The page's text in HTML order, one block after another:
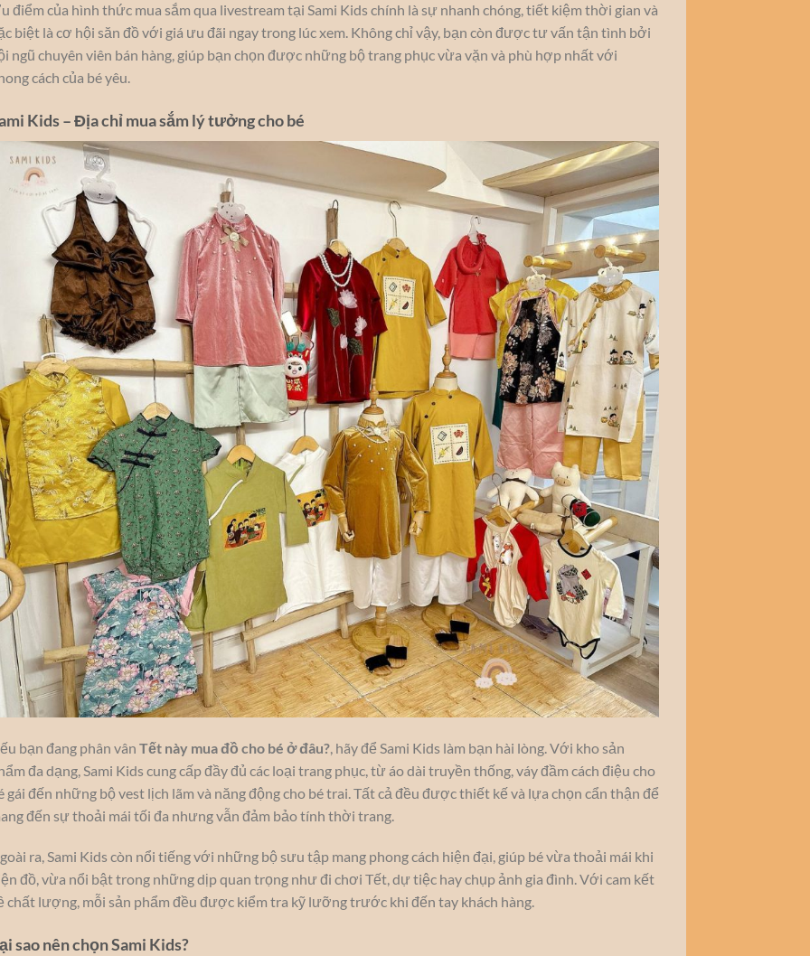
điểm của hình thức mua sắm qua livestream tại Sami Kids chính là sự nhanh chóng, tiết kiệm thời gian và
biệt là cơ hội săn đồ với giá ưu đãi ngay trong lúc xem. Không chỉ vậy, bạn còn được tư vấn tận tình bởi
ngũ chuyên viên bán hàng, giúp bạn chọn được những bộ trang phục vừa vặn và phù hợp nhất với
cách của bé yêu.
Kids – Địa chỉ mua sắm lý tưởng cho bé
bạn đang phân vân Tết này mua đồ cho bé ở đâu?, hãy để Sami Kids làm bạn hài lòng. Với kho sản
đa dạng, Sami Kids cung cấp đầy đủ các loại trang phục, từ áo dài truyền thống, váy đầm cách điệu cho
gái đến những bộ vest lịch lãm và năng động cho bé trai. Tất cả đều được thiết kế và lựa chọn cẩn thận để
đến sự thoải mái tối đa nhưng vẫn đảm bảo tính thời trang.
ra, Sami Kids còn nổi tiếng với những bộ sưu tập mang phong cách hiện đại, giúp bé vừa thoải mái khi
đồ, vừa nổi bật trong những dịp quan trọng như đi chơi Tết, dự tiệc hay chụp ảnh gia đình. Với cam kết
chất lượng, mỗi sản phẩm đều được kiểm tra kỹ lưỡng trước khi đến tay khách hàng.
sao nên chọn Sami Kids?